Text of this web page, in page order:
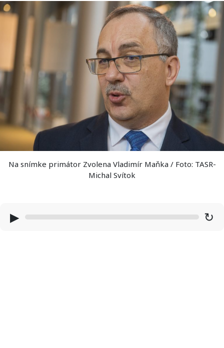
Na snímke primátor Zvolena Vladimír Maňka / Foto: TASR-
Michal Svítok
▶ ↻